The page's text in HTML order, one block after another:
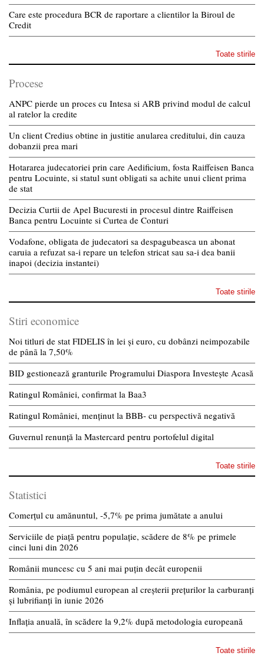
Care este procedura BCR de raportare a clientilor la Biroul de
Credit
Toate stirile
Procese
ANPC pierde un proces cu Intesa si ARB privind modul de calcul
al ratelor la credite
Un client Credius obtine in justitie anularea creditului, din cauza
dobanzii prea mari
Hotararea judecatoriei prin care Aedificium, fosta Raiffeisen Banca
pentru Locuinte, si statul sunt obligati sa achite unui client prima
de stat
Decizia Curtii de Apel Bucuresti in procesul dintre Raiffeisen
Banca pentru Locuinte si Curtea de Conturi
Vodafone, obligata de judecatori sa despagubeasca un abonat
caruia a refuzat sa-i repare un telefon stricat sau sa-i dea banii
inapoi (decizia instantei)
Toate stirile
Stiri economice
Noi titluri de stat FIDELIS în lei și euro, cu dobânzi neimpozabile
de pânã la 7,50%
BID gestionează granturile Programului Diaspora Investește Acasă
Ratingul României, confirmat la Baa3
Ratingul României, menținut la BBB- cu perspectivă negativă
Guvernul renunță la Mastercard pentru portofelul digital
Toate stirile
Statistici
Comerțul cu amănuntul, -5,7% pe prima jumătate a anului
Serviciile de piață pentru populație, scădere de 8% pe primele
cinci luni din 2026
Românii muncesc cu 5 ani mai puțin decât europenii
România, pe podiumul european al creșterii prețurilor la carburanți
și lubrifianți în iunie 2026
Inflația anuală, în scădere la 9,2% după metodologia europeană
Toate stirile